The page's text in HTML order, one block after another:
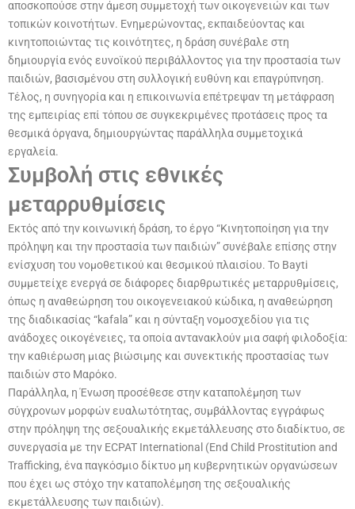
αποσκοπούσε στην άμεση συμμετοχή των οικογενειών και των
τοπικών κοινοτήτων. Ενημερώνοντας, εκπαιδεύοντας και
κινητοποιώντας τις κοινότητες, η δράση συνέβαλε στη
δημιουργία ενός ευνοϊκού περιβάλλοντος για την προστασία των
παιδιών, βασισμένου στη συλλογική ευθύνη και επαγρύπνηση.
Τέλος, η συνηγορία και η επικοινωνία επέτρεψαν τη μετάφραση
της εμπειρίας επί τόπου σε συγκεκριμένες προτάσεις προς τα
θεσμικά όργανα, δημιουργώντας παράλληλα συμμετοχικά
εργαλεία.
Συμβολή στις εθνικές
μεταρρυθμίσεις
Εκτός από την κοινωνική δράση, το έργο “Κινητοποίηση για την
πρόληψη και την προστασία των παιδιών” συνέβαλε επίσης στην
ενίσχυση του νομοθετικού και θεσμικού πλαισίου. Το Bayti
συμμετείχε ενεργά σε διάφορες διαρθρωτικές μεταρρυθμίσεις,
όπως η αναθεώρηση του οικογενειακού κώδικα, η αναθεώρηση
της διαδικασίας “kafala” και η σύνταξη νομοσχεδίου για τις
ανάδοχες οικογένειες, τα οποία αντανακλούν μια σαφή φιλοδοξία:
την καθιέρωση μιας βιώσιμης και συνεκτικής προστασίας των
παιδιών στο Μαρόκο.
Παράλληλα, η Ένωση προσέθεσε στην καταπολέμηση των
σύγχρονων μορφών ευαλωτότητας, συμβάλλοντας εγγράφως
στην πρόληψη της σεξουαλικής εκμετάλλευσης στο διαδίκτυο, σε
συνεργασία με την ECPAT International (End Child Prostitution and
Trafficking, ένα παγκόσμιο δίκτυο μη κυβερνητικών οργανώσεων
που έχει ως στόχο την καταπολέμηση της σεξουαλικής
εκμετάλλευσης των παιδιών).